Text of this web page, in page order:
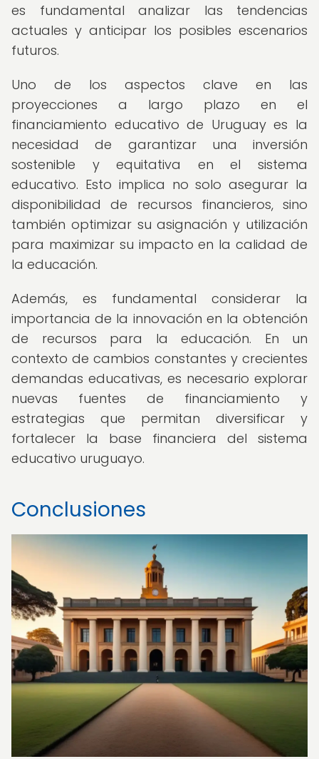
es fundamental analizar las tendencias
actuales y anticipar los posibles escenarios
futuros.
Uno de los aspectos clave en las
proyecciones a largo plazo en el
financiamiento educativo de Uruguay es la
necesidad de garantizar una inversión
sostenible y equitativa en el sistema
educativo. Esto implica no solo asegurar la
disponibilidad de recursos financieros, sino
también optimizar su asignación y utilización
para maximizar su impacto en la calidad de
la educación.
Además, es fundamental considerar la
importancia de la innovación en la obtención
de recursos para la educación. En un
contexto de cambios constantes y crecientes
demandas educativas, es necesario explorar
nuevas fuentes de financiamiento y
estrategias que permitan diversificar y
fortalecer la base financiera del sistema
educativo uruguayo.
Conclusiones